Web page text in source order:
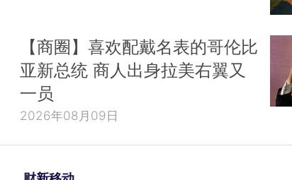
【商圈】喜欢配戴名表的哥伦比
亚新总统 商人出身拉美右翼又
一员
2026年08月09日